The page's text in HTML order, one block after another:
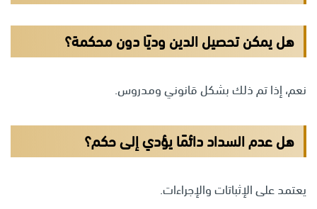
هل يمكن تحصيل الدين وديًا دون محكمة؟
نعم، إذا تم ذلك بشكل قانوني ومدروس.
هل عدم السداد دائمًا يؤدي إلى حكم؟
يعتمد على الإثباتات والإجراءات.